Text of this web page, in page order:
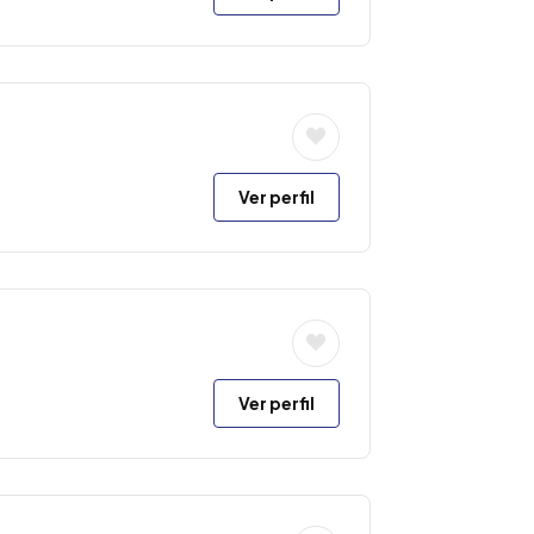
Ver perfil
Ver perfil